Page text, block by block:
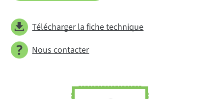
Télécharger la fiche technique
Nous contacter